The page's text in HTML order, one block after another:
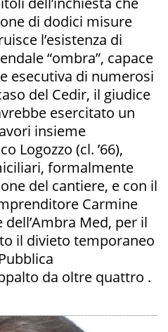
di dodici misure
l’esistenza di
“ombra”, capace
esecutiva di numerosi
del Cedir, il giudice
esercitato un
insieme
Logozzo (cl. ’66),
formalmente
del cantiere, e con il
Carmine
Med, per il
il divieto temporaneo
da oltre quattro .